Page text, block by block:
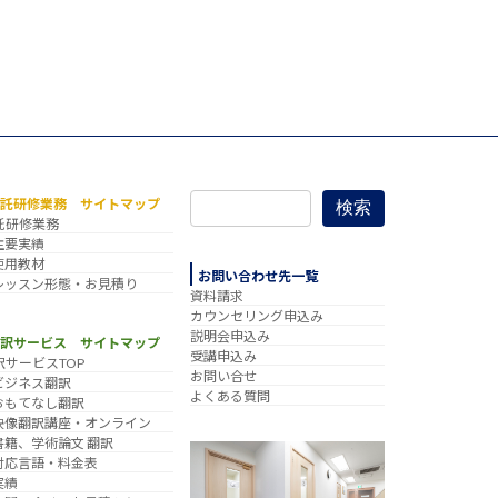
研修業務 サイトマップ
研修業務
要実績
用教材
ッスン形態・お見積り
サービス サイトマップ
サービスTOP
ジネス翻訳
もてなし翻訳
像翻訳講座・オンライン
籍、学術論文 翻訳
応言語・料金表
績
検索
お問い合わせ先一覧
資料請求
カウンセリング申込み
説明会申込み
受講申込み
お問い合せ
よくある質問